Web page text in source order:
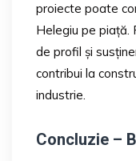
proiecte poate
Helegiu pe piață.
de profil și
contribui la
industrie.
Concluzie –